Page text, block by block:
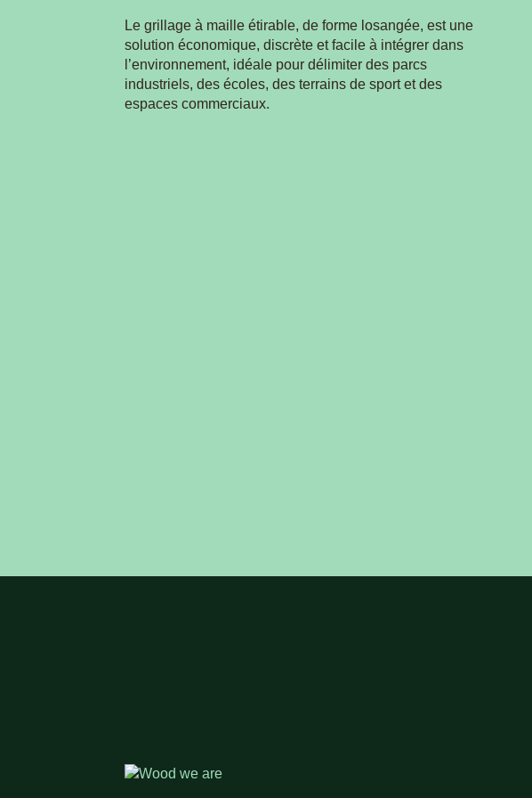
Le grillage à maille étirable, de forme losangée, est une
solution économique, discrète et facile à intégrer dans
l’environnement, idéale pour délimiter des parcs
industriels, des écoles, des terrains de sport et des
espaces commerciaux.